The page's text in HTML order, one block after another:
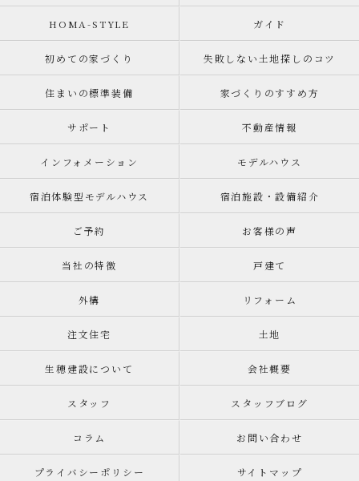
HOMA-STYLE ガイド
初めての家づくり 失敗しない土地探しのコツ
住まいの標準装備 家づくりのすすめ方
サポート 不動産情報
インフォメーション モデルハウス
宿泊体験型モデルハウス 宿泊施設・設備紹介
ご予約 お客様の声
当社の特徴 戸建て
外構 リフォーム
注文住宅 土地
生穂建設について 会社概要
スタッフ スタッフブログ
コラム お問い合わせ
プライバシーポリシー サイトマップ